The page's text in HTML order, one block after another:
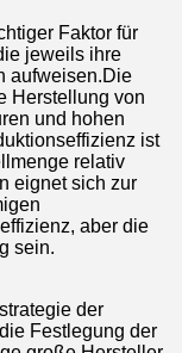
Faktor für
jeweils ihre
aufweisen.Die
Herstellung von
und hohen
ist
relativ
eignet sich zur
aber die
sein.
der
Festlegung der